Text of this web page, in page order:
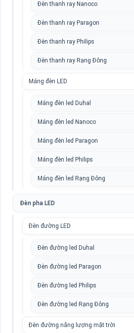
Đèn thanh ray Nanoco
Đèn thanh ray Paragon
Đèn thanh ray Philips
Đèn thanh ray Rạng Đông
Máng đèn LED
Máng đèn led Duhal
Máng đèn led Nanoco
Máng đèn led Paragon
Máng đèn led Philips
Máng đèn led Rạng Đông
Đèn pha LED
Đèn đường LED
Đèn đường led Duhal
Đèn đường led Paragon
Đèn đường led Philips
Đèn đường led Rạng Đông
Đèn đường năng lượng mặt trời